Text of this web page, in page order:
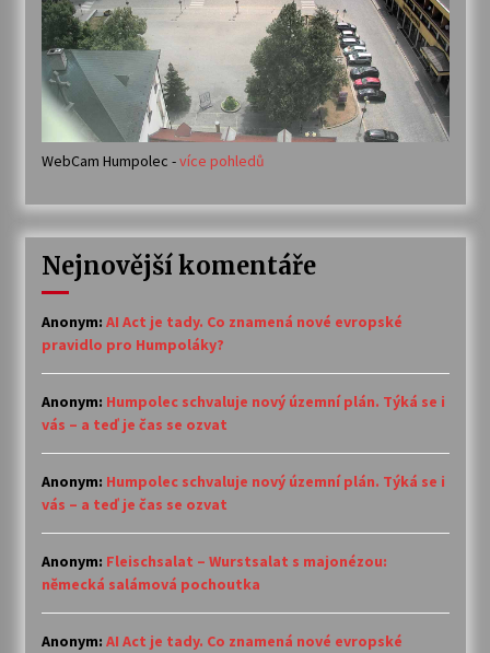
WebCam Humpolec -více pohledů
Nejnovější komentáře
Anonym: AI Act je tady. Co znamená nové evropské
pravidlo pro Humpoláky?
Anonym: Humpolec schvaluje nový územní plán. Týká se i
vás – a teď je čas se ozvat
Anonym: Humpolec schvaluje nový územní plán. Týká se i
vás – a teď je čas se ozvat
Anonym: Fleischsalat – Wurstsalat s majonézou:
německá salámová pochoutka
Anonym: AI Act je tady. Co znamená nové evropské